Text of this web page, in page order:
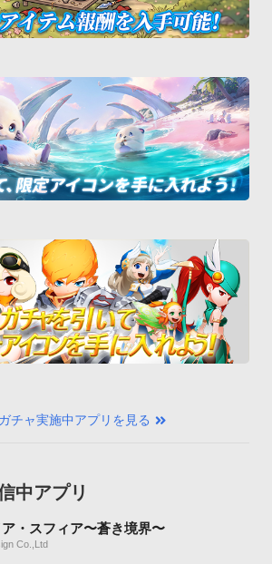
チャ実施中アプリを見る
中アプリ
・スフィア〜蒼き境界〜
Co.,Ltd